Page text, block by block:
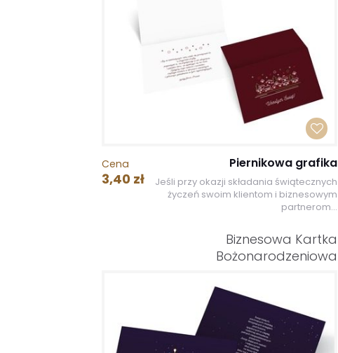
Cena
3,40 zł
Piernikowa grafika
Jeśli przy okazji składania świątecznych
życzeń swoim klientom i biznesowym
partnerom...
Biznesowa Kartka
Bożonarodzeniowa